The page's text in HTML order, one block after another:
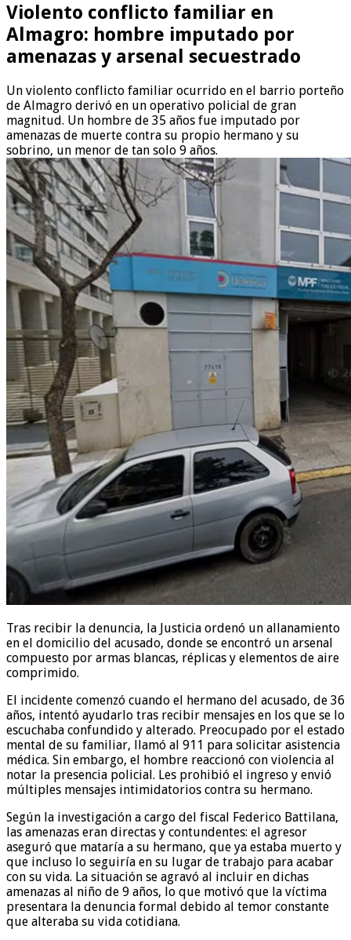
Violento conflicto familiar en
Almagro: hombre imputado por
amenazas y arsenal secuestrado
Un violento conflicto familiar ocurrido en el barrio porteño
de Almagro derivó en un operativo policial de gran
magnitud. Un hombre de 35 años fue imputado por
amenazas de muerte contra su propio hermano y su
sobrino, un menor de tan solo 9 años.
Tras recibir la denuncia, la Justicia ordenó un allanamiento
en el domicilio del acusado, donde se encontró un arsenal
compuesto por armas blancas, réplicas y elementos de aire
comprimido.
El incidente comenzó cuando el hermano del acusado, de 36
años, intentó ayudarlo tras recibir mensajes en los que se lo
escuchaba confundido y alterado. Preocupado por el estado
mental de su familiar, llamó al 911 para solicitar asistencia
médica. Sin embargo, el hombre reaccionó con violencia al
notar la presencia policial. Les prohibió el ingreso y envió
múltiples mensajes intimidatorios contra su hermano.
Según la investigación a cargo del fiscal Federico Battilana,
las amenazas eran directas y contundentes: el agresor
aseguró que mataría a su hermano, que ya estaba muerto y
que incluso lo seguiría en su lugar de trabajo para acabar
con su vida. La situación se agravó al incluir en dichas
amenazas al niño de 9 años, lo que motivó que la víctima
presentara la denuncia formal debido al temor constante
que alteraba su vida cotidiana.